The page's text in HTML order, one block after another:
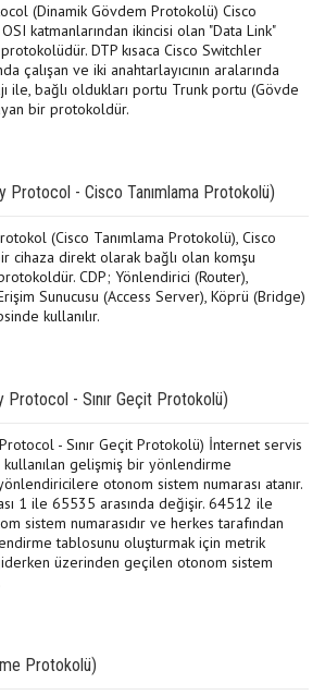
(Dinamik Gövdem Protokolü) Cisco
katmanlarından ikincisi olan "Data Link"
DTP kısaca Cisco Switchler
çalışan ve iki anahtarlayıcının aralarında
ile, bağlı oldukları portu Trunk portu (Gövde
bir protokoldür.
Protocol - Cisco Tanımlama Protokolü)
(Cisco Tanımlama Protokolü), Cisco
cihaza direkt olarak bağlı olan komşu
CDP; Yönlendirici (Router),
Sunucusu (Access Server), Köprü (Bridge)
kullanılır.
Protocol - Sınır Geçit Protokolü)
- Sınır Geçit Protokolü) İnternet servis
kullanılan gelişmiş bir yönlendirme
otonom sistem numarası atanır.
1 ile 65535 arasında değişir. 64512 ile
sistem numarasıdır ve herkes tarafından
tablosunu oluşturmak için metrik
üzerinden geçilen otonom sistem
Protokolü)